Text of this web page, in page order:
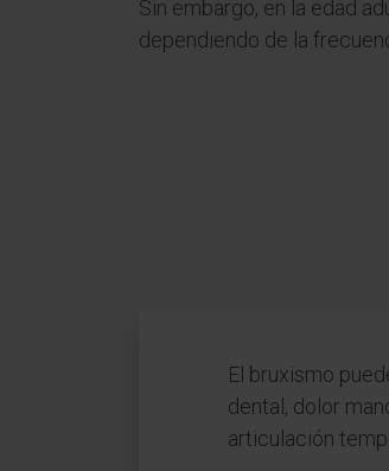
Sin embargo, en la edad
dependiendo de la
El bruxismo
dental, dolor
articulación